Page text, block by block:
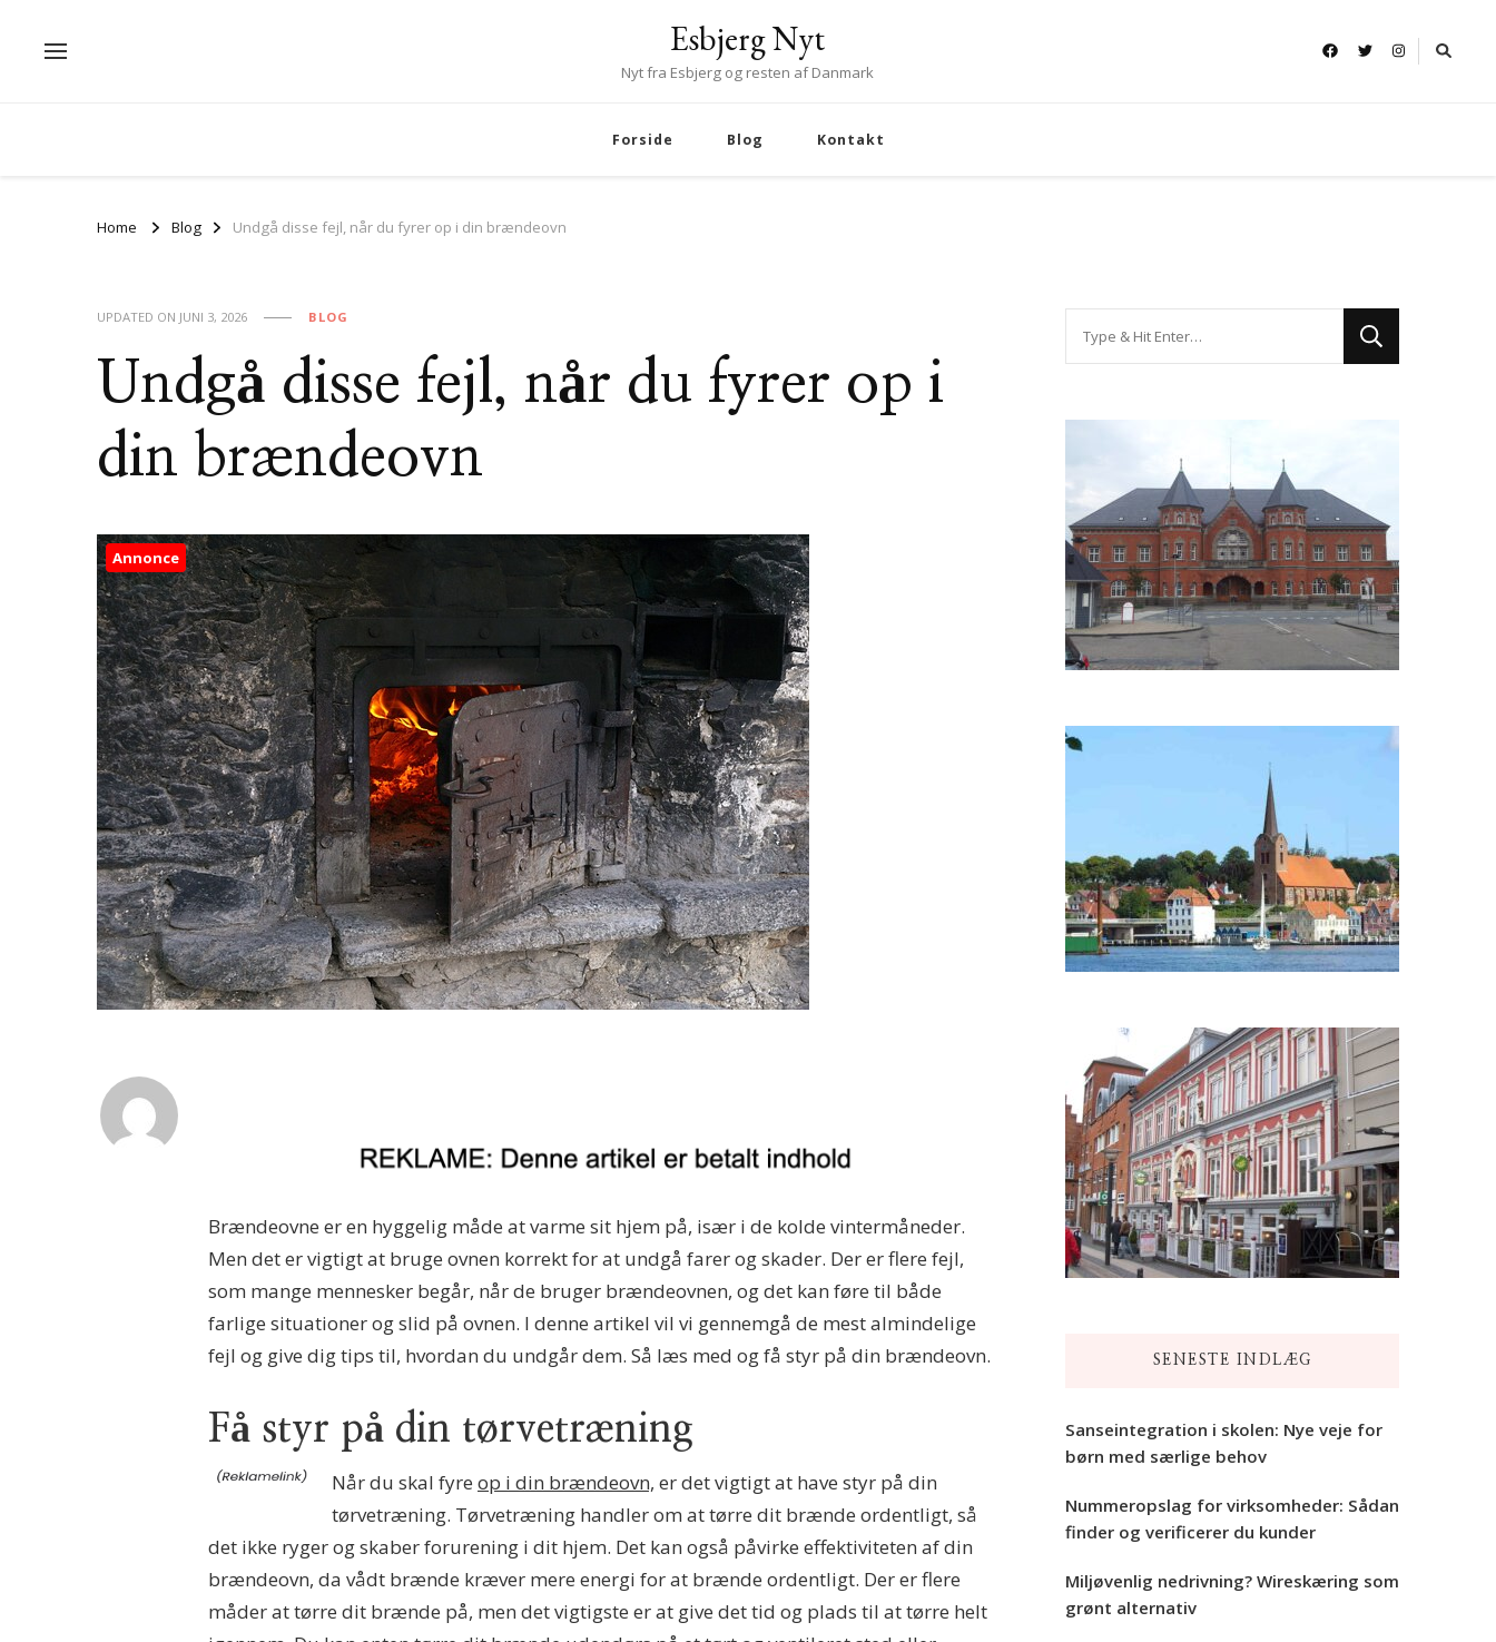
Esbjerg Nyt
Nyt fra Esbjerg og resten af Danmark
Forside Blog Kontakt
Home Blog Undgå disse fejl, når du fyrer op i din brændeovn
UPDATED ON JUNI 3, 2026 BLOG
Undgå disse fejl, når du fyrer op i
din brændeovn
Annonce
Brændeovne er en hyggelig måde at varme sit hjem på, især i de kolde vintermåneder.
Men det er vigtigt at bruge ovnen korrekt for at undgå farer og skader. Der er flere fejl,
som mange mennesker begår, når de bruger brændeovnen, og det kan føre til både
farlige situationer og slid på ovnen. I denne artikel vil vi gennemgå de mest almindelige
fejl og give dig tips til, hvordan du undgår dem. Så læs med og få styr på din brændeovn.
Få styr på din tørvetræning
Når du skal fyre op i din brændeovn, er det vigtigt at have styr på din
tørvetræning. Tørvetræning handler om at tørre dit brænde ordentligt, så
det ikke ryger og skaber forurening i dit hjem. Det kan også påvirke effektiviteten af din
brændeovn, da vådt brænde kræver mere energi for at brænde ordentligt. Der er flere
måder at tørre dit brænde på, men det vigtigste er at give det tid og plads til at tørre helt
SENESTE INDLÆG
Sanseintegration i skolen: Nye veje for
børn med særlige behov
Nummeropslag for virksomheder: Sådan
finder og verificerer du kunder
Miljøvenlig nedrivning? Wireskæring som
grønt alternativ